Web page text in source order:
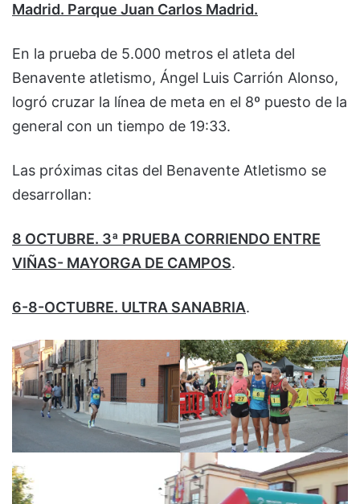
Madrid. Parque Juan Carlos Madrid.
En la prueba de 5.000 metros el atleta del
Benavente atletismo, Ángel Luis Carrión Alonso,
logró cruzar la línea de meta en el 8º puesto de la
general con un tiempo de 19:33.
Las próximas citas del Benavente Atletismo se
desarrollan:
8 OCTUBRE. 3ª PRUEBA CORRIENDO ENTRE
VIÑAS- MAYORGA DE CAMPOS.
6-8-OCTUBRE. ULTRA SANABRIA.